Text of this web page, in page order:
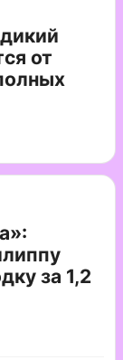
от
за 1,2